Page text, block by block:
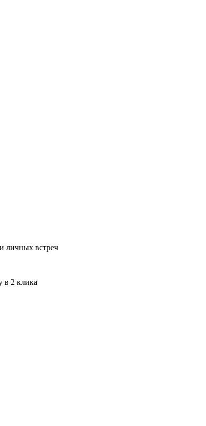
личных встреч
в 2 клика